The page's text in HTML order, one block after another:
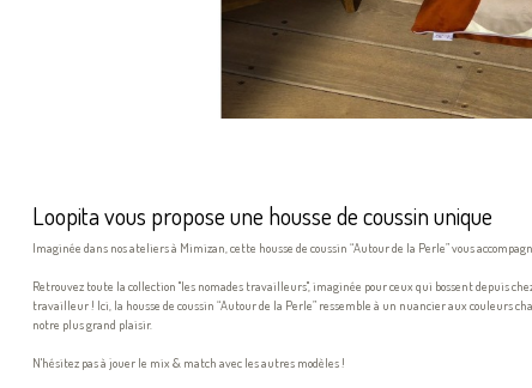
Loopita vous propose une housse de coussin unique
Imaginée dans nos ateliers à Mimizan, cette housse de coussin “Autour de la Perle” vous
Retrouvez toute la collection "les nomades travailleurs", imaginée pour ceux qui bossent depuis
travailleur ! Ici, la housse de coussin “Autour de la Perle” ressemble à un nuancier aux couleurs
notre plus grand plaisir.
N'hésitez pas à jouer le mix & match avec les autres modèles !